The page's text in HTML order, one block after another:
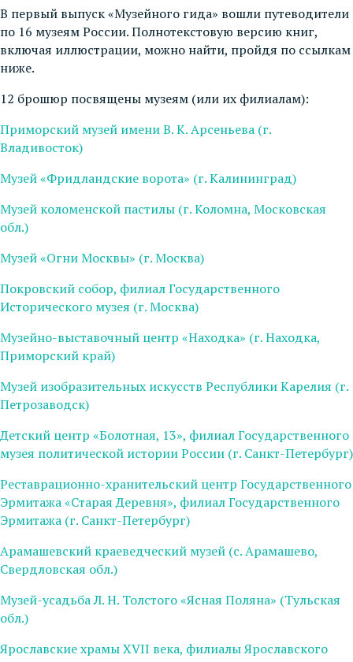
В первый выпуск «Музейного гида» вошли путеводители
по 16 музеям России. Полнотекстовую версию книг,
включая иллюстрации, можно найти, пройдя по ссылкам
ниже.
12 брошюр посвящены музеям (или их филиалам):
Приморский музей имени В. К. Арсеньева (г.
Владивосток)
Музей «Фридландские ворота» (г. Калининград)
Музей коломенской пастилы (г. Коломна, Московская
обл.)
Музей «Огни Москвы» (г. Москва)
Покровский собор, филиал Государственного
Исторического музея (г. Москва)
Музейно-выставочный центр «Находка» (г. Находка,
Приморский край)
Музей изобразительных искусств Республики Карелия (г.
Петрозаводск)
Детский центр «Болотная, 13», филиал Государственного
музея политической истории России (г. Санкт-Петербург)
Реставрационно-хранительский центр Государственного
Эрмитажа «Старая Деревня», филиал Государственного
Эрмитажа (г. Санкт-Петербург)
Арамашевский краеведческий музей (с. Арамашево,
Свердловская обл.)
Музей-усадьба Л. Н. Толстого «Ясная Поляна» (Тульская
обл.)
Ярославские храмы XVII века, филиалы Ярославского